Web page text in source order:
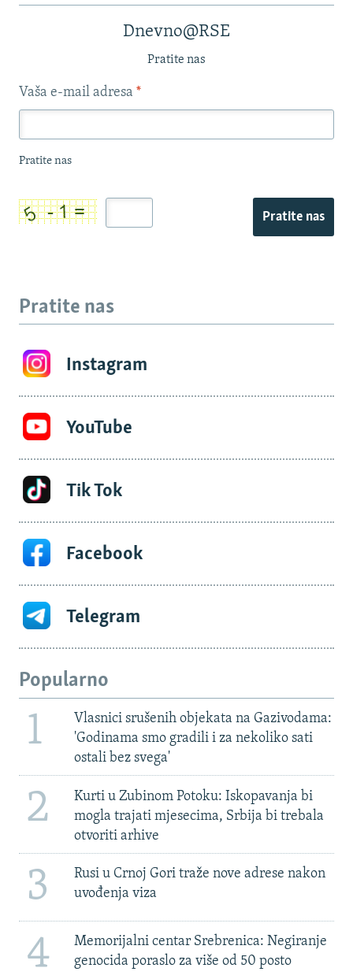
Dnevno@RSE
Pratite nas
Vaša e-mail adresa *
Pratite nas
Pratite nas
Pratite nas
Instagram
YouTube
Tik Tok
Facebook
Telegram
Popularno
1
Vlasnici srušenih objekata na Gazivodama:
'Godinama smo gradili i za nekoliko sati
ostali bez svega'
2
Kurti u Zubinom Potoku: Iskopavanja bi
mogla trajati mjesecima, Srbija bi trebala
otvoriti arhive
3
Rusi u Crnoj Gori traže nove adrese nakon
uvođenja viza
4
Memorijalni centar Srebrenica: Negiranje
genocida poraslo za više od 50 posto